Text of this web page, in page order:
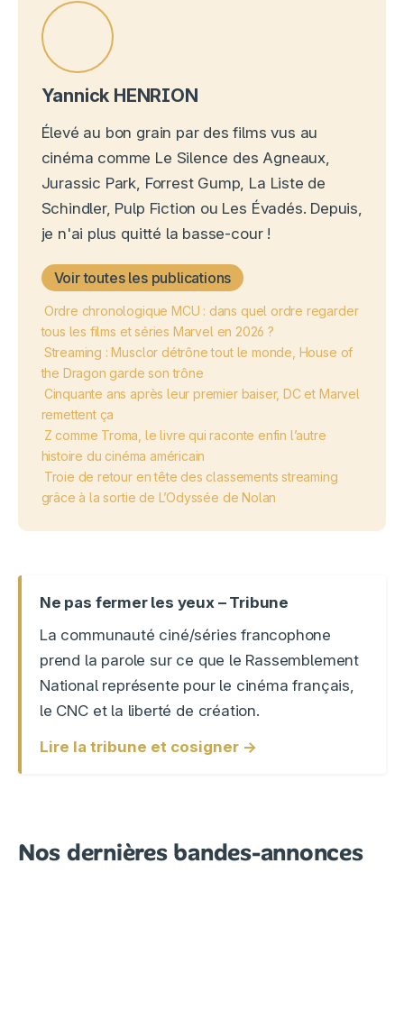
Yannick HENRION
Élevé au bon grain par des films vus au
cinéma comme Le Silence des Agneaux,
Jurassic Park, Forrest Gump, La Liste de
Schindler, Pulp Fiction ou Les Évadés. Depuis,
je n'ai plus quitté la basse-cour !
Voir toutes les publications
Ordre chronologique MCU : dans quel ordre regarder
tous les films et séries Marvel en 2026 ?
Streaming : Musclor détrône tout le monde, House of
the Dragon garde son trône
Cinquante ans après leur premier baiser, DC et Marvel
remettent ça
Z comme Troma, le livre qui raconte enfin l’autre
histoire du cinéma américain
Troie de retour en tête des classements streaming
grâce à la sortie de L’Odyssée de Nolan
Ne pas fermer les yeux – Tribune
La communauté ciné/séries francophone
prend la parole sur ce que le Rassemblement
National représente pour le cinéma français,
le CNC et la liberté de création.
Lire la tribune et cosigner →
Nos dernières bandes-annonces